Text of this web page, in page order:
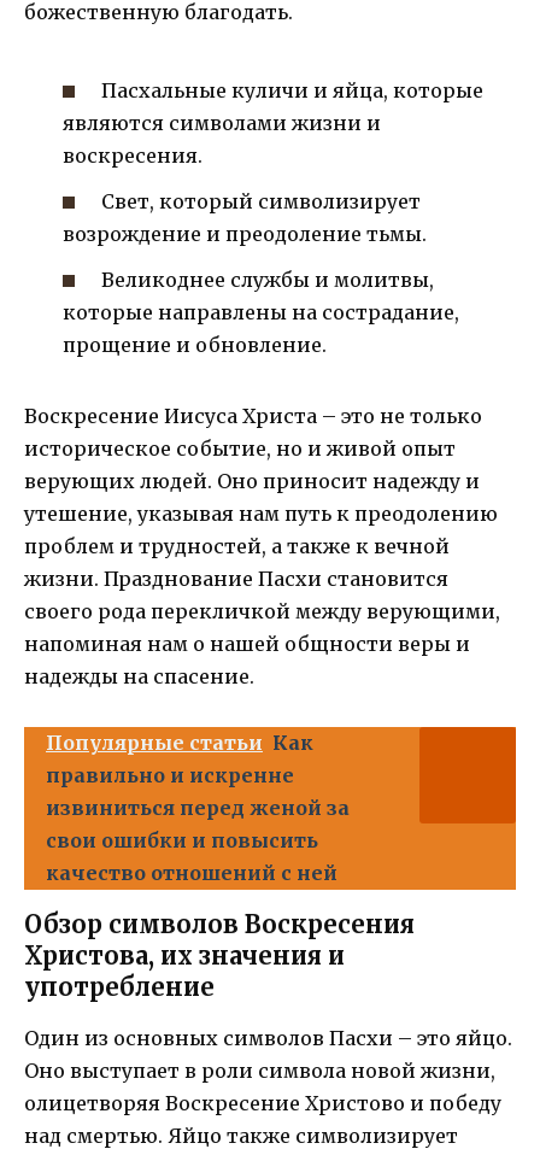
божественную благодать.
Пасхальные куличи и яйца, которые
являются символами жизни и
воскресения.
Свет, который символизирует
возрождение и преодоление тьмы.
Великоднее службы и молитвы,
которые направлены на сострадание,
прощение и обновление.
Воскресение Иисуса Христа – это не только
историческое событие, но и живой опыт
верующих людей. Оно приносит надежду и
утешение, указывая нам путь к преодолению
проблем и трудностей, а также к вечной
жизни. Празднование Пасхи становится
своего рода перекличкой между верующими,
напоминая нам о нашей общности веры и
надежды на спасение.
Популярные статьи Как
правильно и искренне
извиниться перед женой за
свои ошибки и повысить
качество отношений с ней
Обзор символов Воскресения
Христова, их значения и
употребление
Один из основных символов Пасхи – это яйцо.
Оно выступает в роли символа новой жизни,
олицетворяя Воскресение Христово и победу
над смертью. Яйцо также символизирует